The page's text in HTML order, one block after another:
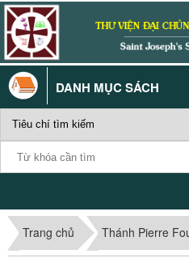
DANH MỤC SÁCH
Trang chủ Thánh Pierre